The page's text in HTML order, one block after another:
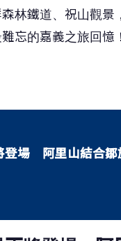
林鐵道、祝山觀景
忘的嘉義之旅回憶
登場 阿里山結合鄒